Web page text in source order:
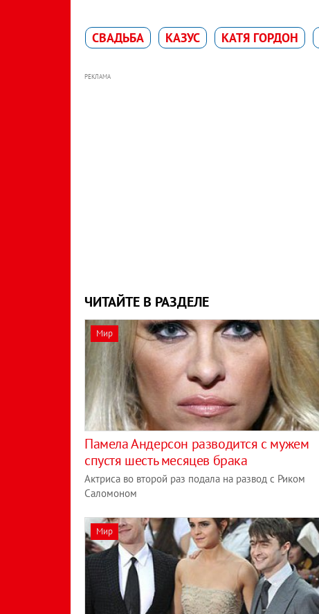
СВАДЬБА КАЗУС КАТЯ ГОРДОН
РЕКЛАМА
ЧИТАЙТЕ В РАЗДЕЛЕ
Мир
Памела Андерсон разводится с мужем
спустя шесть месяцев брака
Актриса во второй раз подала на развод с Риком
Саломоном
Мир